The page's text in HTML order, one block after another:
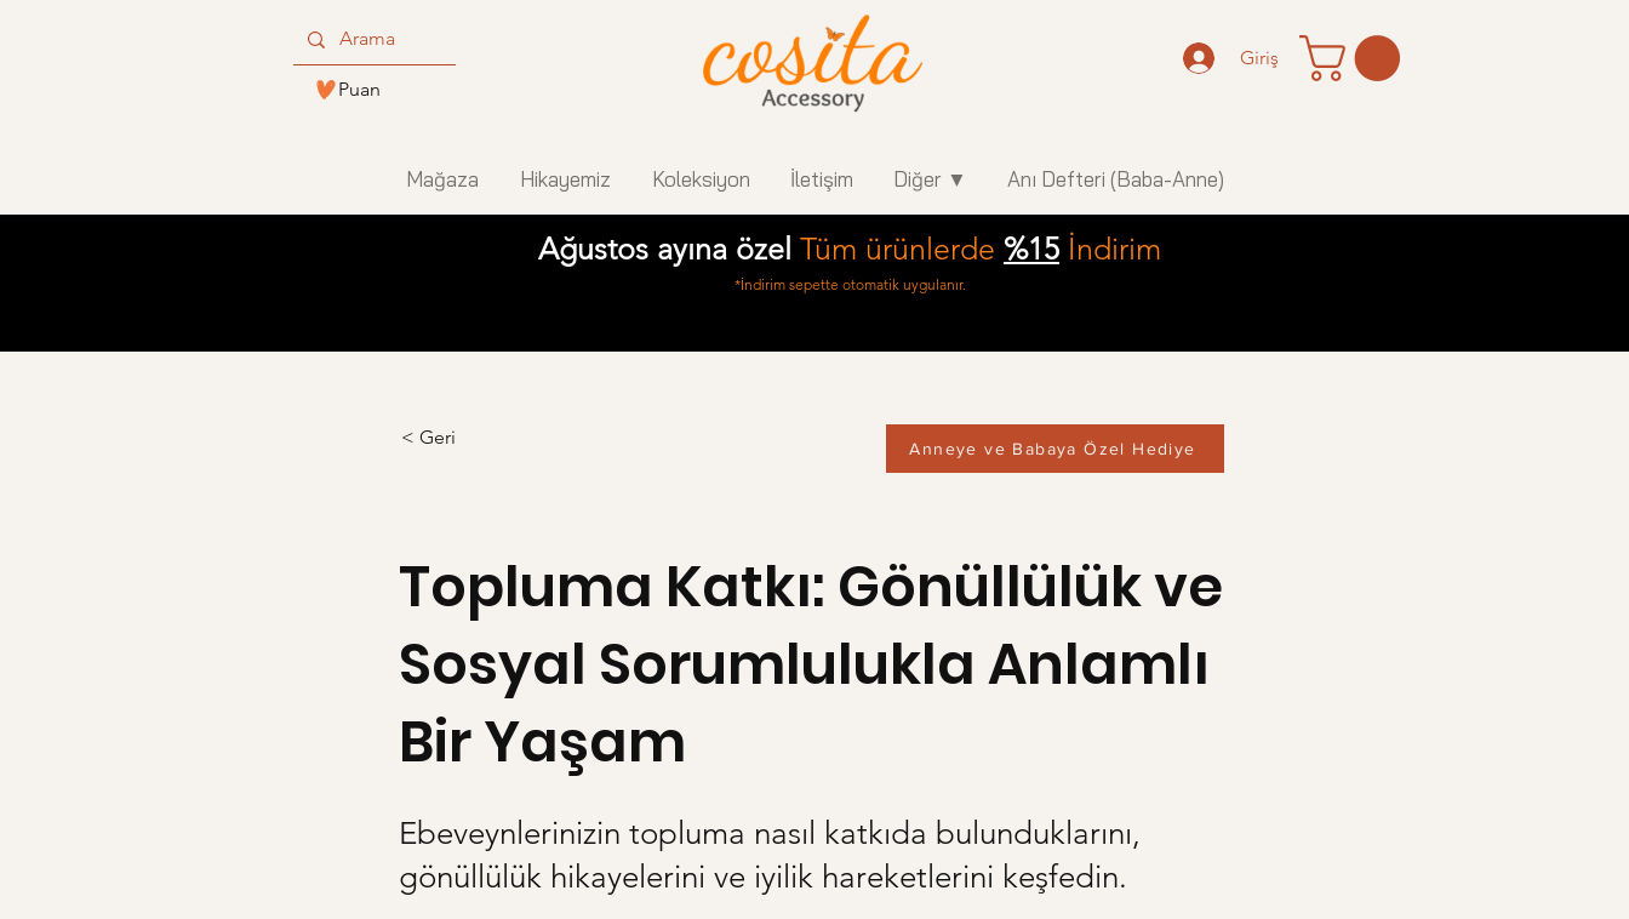
Puan
Giriş
Mağaza Hikayemiz Koleksiyon İletişim Diğer ▼ Anı Defteri (Baba-Anne)
Ağustos ayına özel Tüm ürünlerde %15 İndirim
*İndirim sepette otomatik uygulanır.
< Geri Anneye ve Babaya Özel Hediye
Topluma Katkı: Gönüllülük ve
Sosyal Sorumlulukla Anlamlı
Bir Yaşam
Ebeveynlerinizin topluma nasıl katkıda bulunduklarını,
gönüllülük hikayelerini ve iyilik hareketlerini keşfedin.